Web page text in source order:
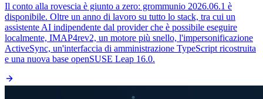
Il conto alla rovescia è giunto a zero: grommunio 2026.06.1 è
disponibile. Oltre un anno di lavoro su tutto lo stack, tra cui un
assistente AI indipendente dal provider che è possibile eseguire
localmente, IMAP4rev2, un motore più snello, l'impersonificazione
ActiveSync, un'interfaccia di amministrazione TypeScript ricostruita
e una nuova base openSUSE Leap 16.0.